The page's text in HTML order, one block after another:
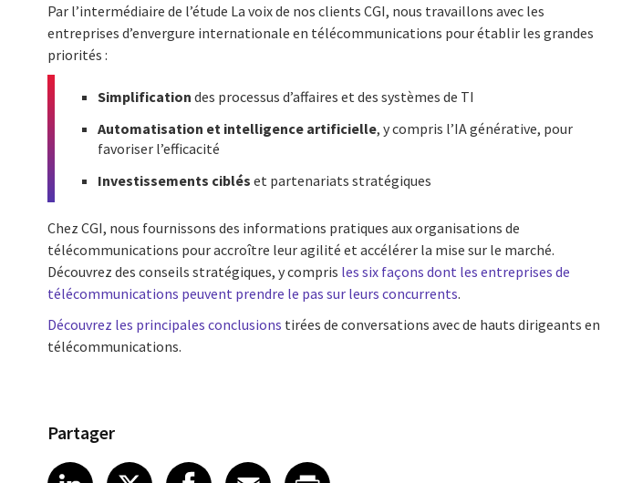
Par l’intermédiaire de l’étude La voix de nos clients CGI, nous travaillons avec les
entreprises d’envergure internationale en télécommunications pour établir les grandes
priorités :
Simplification des processus d’affaires et des systèmes de TI
Automatisation et intelligence artificielle, y compris l’IA générative, pour
favoriser l’efficacité
Investissements ciblés et partenariats stratégiques
Chez CGI, nous fournissons des informations pratiques aux organisations de
télécommunications pour accroître leur agilité et accélérer la mise sur le marché.
Découvrez des conseils stratégiques, y compris les six façons dont les entreprises de
télécommunications peuvent prendre le pas sur leurs concurrents.
Découvrez les principales conclusions tirées de conversations avec de hauts dirigeants en
télécommunications.
Partager
Share article on LinkedIn
Share article on X
Share article on Facebook
Share article on Email
Share article on Print